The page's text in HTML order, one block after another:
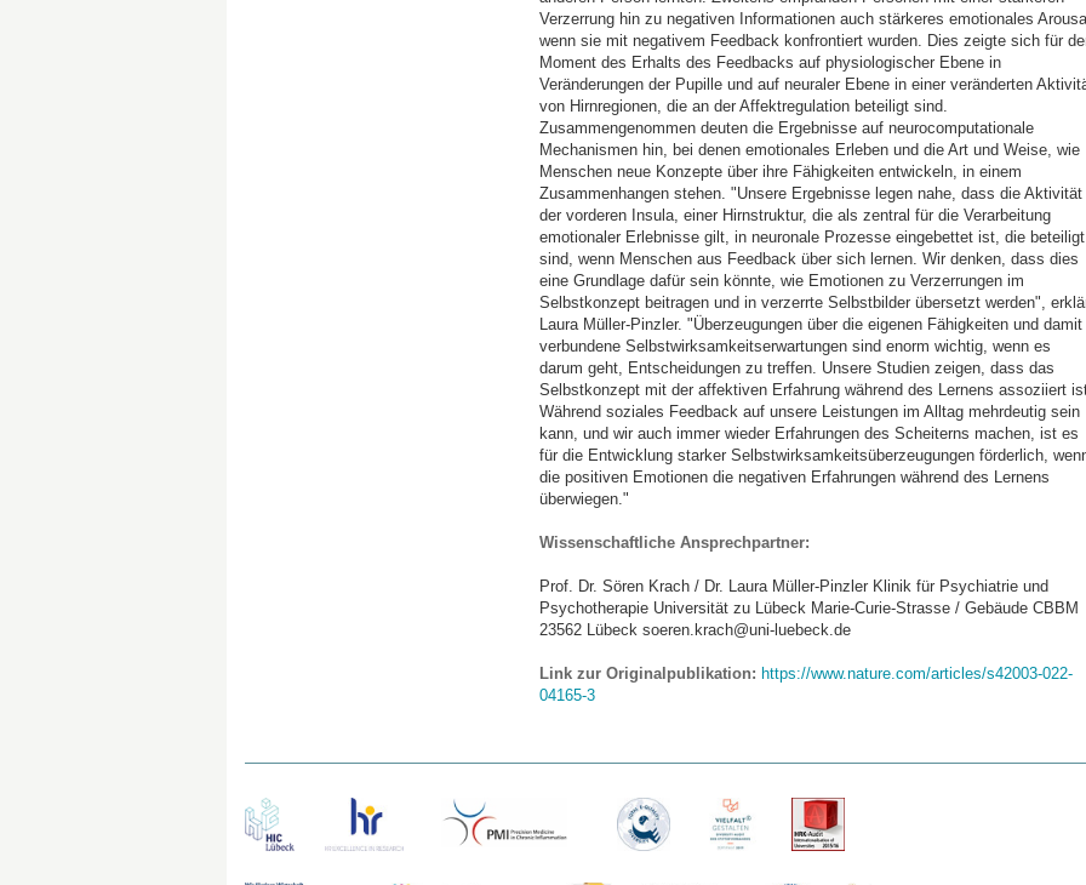
Verzerrung hin zu negativen Informationen auch stärkeres emotionales
wenn sie mit negativem Feedback konfrontiert wurden. Dies zeigte sich für
Moment des Erhalts des Feedbacks auf physiologischer Ebene in
Veränderungen der Pupille und auf neuraler Ebene in einer veränderten
von Hirnregionen, die an der Affektregulation beteiligt sind.
Zusammengenommen deuten die Ergebnisse auf neurocomputationale
Mechanismen hin, bei denen emotionales Erleben und die Art und Weise, wie
Menschen neue Konzepte über ihre Fähigkeiten entwickeln, in einem
Zusammenhangen stehen. "Unsere Ergebnisse legen nahe, dass die Aktivität
der vorderen Insula, einer Hirnstruktur, die als zentral für die Verarbeitung
emotionaler Erlebnisse gilt, in neuronale Prozesse eingebettet ist, die beteiligt
sind, wenn Menschen aus Feedback über sich lernen. Wir denken, dass dies
eine Grundlage dafür sein könnte, wie Emotionen zu Verzerrungen im
Selbstkonzept beitragen und in verzerrte Selbstbilder übersetzt werden",
Laura Müller-Pinzler. "Überzeugungen über die eigenen Fähigkeiten und damit
verbundene Selbstwirksamkeitserwartungen sind enorm wichtig, wenn es
darum geht, Entscheidungen zu treffen. Unsere Studien zeigen, dass das
Selbstkonzept mit der affektiven Erfahrung während des Lernens assoziiert
Während soziales Feedback auf unsere Leistungen im Alltag mehrdeutig sein
kann, und wir auch immer wieder Erfahrungen des Scheiterns machen, ist es
für die Entwicklung starker Selbstwirksamkeitsüberzeugungen förderlich,
die positiven Emotionen die negativen Erfahrungen während des Lernens
überwiegen."
Wissenschaftliche Ansprechpartner:
Prof. Dr. Sören Krach / Dr. Laura Müller-Pinzler Klinik für Psychiatrie und
Psychotherapie Universität zu Lübeck Marie-Curie-Strasse / Gebäude CBBM
23562 Lübeck soeren.krach@uni-luebeck.de
Link zur Originalpublikation: https://www.nature.com/articles/s42003-022-
04165-3